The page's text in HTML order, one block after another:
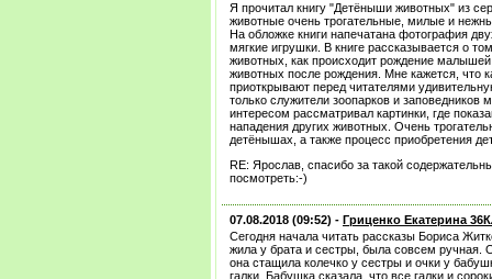
Я прочитал книгу "Детёныши животных" из
животные очень трогательные, милые и
На обложке книги напечатана фотография
мягкие игрушки. В книге рассказывается о
животных, как происходит рождение
животных после рождения. Мне кажется, что
приоткрывают перед читателями
только служители зоопарков и заповедников
интересом рассматривал картинки, где
нападения других животных. Очень
детёнышах, а также процесс приобретения
RE: Ярослав, спасибо за такой
посмотреть:-)
07.08.2018 (09:52) - Гриценко Екатерина
Сегодня начала читать рассказы Бориса
жила у брата и сестры, была совсем ручная.
она стащила колечко у сестры и очки у
галки. Бабушка сказала, что все галки и